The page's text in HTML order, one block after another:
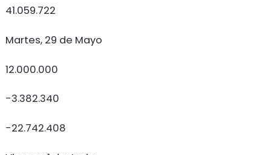
41.059.722
Martes, 29 de Mayo
12.000.000
-3.382.340
-22.742.408